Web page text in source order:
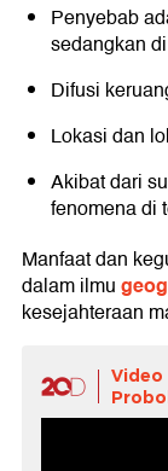
Penyebab
sedangkan
Difusi
Lokasi dan
Akibat dari
fenomena di
Manfaat dan
dalam ilmu
kesejahteraan
Video